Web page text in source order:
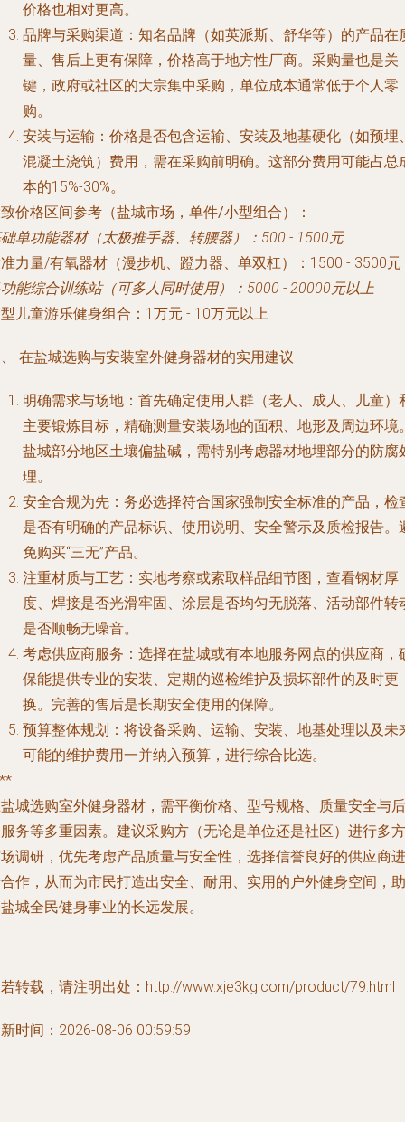
价格也相对更高。
品牌与采购渠道 ：知名品牌（如英派斯、舒华等）的产品在
量、售后上更有保障，价格高于地方性厂商。采购量也是关
键，政府或社区的大宗集中采购，单位成本通常低于个人零
购。
安装与运输 ：价格是否包含运输、安装及地基硬化（如预埋
混凝土浇筑）费用，需在采购前明确。这部分费用可能占总
本的15%-30%。
价格区间参考（盐城市场，单件/小型组合）
：
单功能器材（太极推手器、转腰器）：500 - 1500元
力量/有氧器材（漫步机、蹬力器、单双杠）：1500 - 3500元
能综合训练站（可多人同时使用）：5000 - 20000元以上
儿童游乐健身组合：1万元 - 10万元以上
在盐城选购与安装室外健身器材的实用建议
明确需求与场地 ：首先确定使用人群（老人、成人、儿童）
主要锻炼目标，精确测量安装场地的面积、地形及周边环境
盐城部分地区土壤偏盐碱，需特别考虑器材地埋部分的防腐
理。
安全合规为先 ：务必选择符合国家强制安全标准的产品，检
是否有明确的产品标识、使用说明、安全警示及质检报告。
免购买“三无”产品。
注重材质与工艺 ：实地考察或索取样品细节图，查看钢材厚
度、焊接是否光滑牢固、涂层是否均匀无脱落、活动部件转
是否顺畅无噪音。
考虑供应商服务 ：选择在盐城或有本地服务网点的供应商，
保能提供专业的安装、定期的巡检维护及损坏部件的及时更
换。完善的售后是长期安全使用的保障。
预算整体规划 ：将设备采购、运输、安装、地基处理以及未
可能的维护费用一并纳入预算，进行综合比选。
城选购室外健身器材，需平衡价格、型号规格、质量安全与后
务等多重因素。建议采购方（无论是单位还是社区）进行多方
调研，优先考虑产品质量与安全性，选择信誉良好的供应商进
作，从而为市民打造出安全、耐用、实用的户外健身空间，助
城全民健身事业的长远发展。
转载，请注明出处：http://www.xje3kg.com/product/79.html
时间：2026-08-06 00:59:59